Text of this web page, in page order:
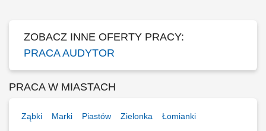
ZOBACZ INNE OFERTY PRACY:
PRACA AUDYTOR
PRACA W MIASTACH
Ząbki Marki Piastów Zielonka Łomianki